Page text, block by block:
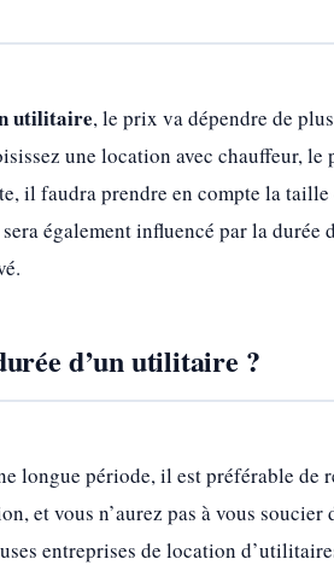
utilitaire, le prix va dépendre de
une location avec chauffeur,
il faudra prendre en compte la
également influencé par la
d’un utilitaire ?
longue période, il est préférable de
et vous n’aurez pas à vous
entreprises de location